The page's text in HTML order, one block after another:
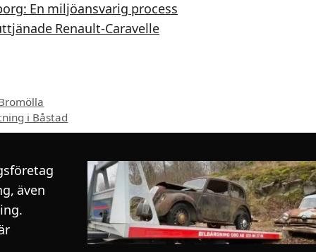
En miljöansvarig process
Renault-Caravelle
i Båstad
även